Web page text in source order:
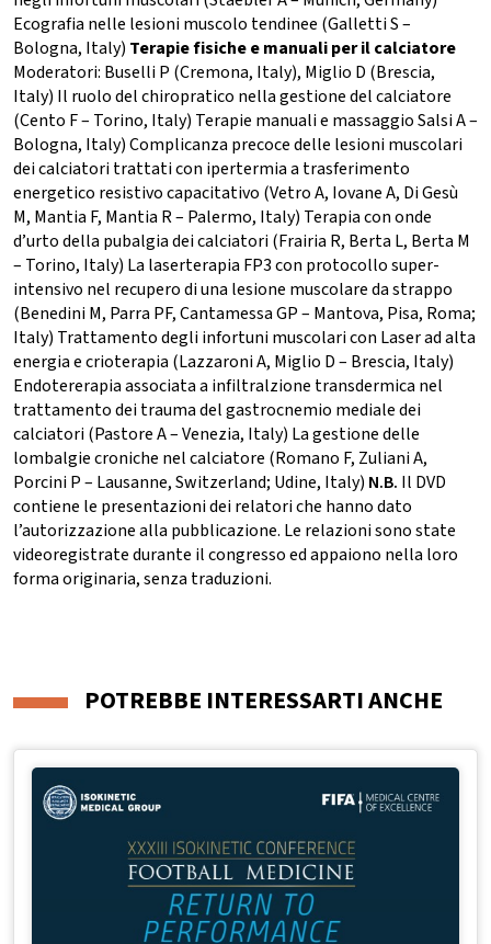
Ecografia nelle lesioni muscolo tendinee (Galletti S –
Bologna, Italy) Terapie fisiche e manuali per il calciatore
Moderatori: Buselli P (Cremona, Italy), Miglio D (Brescia,
Italy) Il ruolo del chiropratico nella gestione del calciatore
(Cento F – Torino, Italy) Terapie manuali e massaggio Salsi A –
Bologna, Italy) Complicanza precoce delle lesioni muscolari
dei calciatori trattati con ipertermia a trasferimento
energetico resistivo capacitativo (Vetro A, Iovane A, Di Gesù
M, Mantia F, Mantia R – Palermo, Italy) Terapia con onde
d’urto della pubalgia dei calciatori (Frairia R, Berta L, Berta M
– Torino, Italy) La laserterapia FP3 con protocollo super-
intensivo nel recupero di una lesione muscolare da strappo
(Benedini M, Parra PF, Cantamessa GP – Mantova, Pisa, Roma;
Italy) Trattamento degli infortuni muscolari con Laser ad alta
energia e crioterapia (Lazzaroni A, Miglio D – Brescia, Italy)
Endotererapia associata a infiltralzione transdermica nel
trattamento dei trauma del gastrocnemio mediale dei
calciatori (Pastore A – Venezia, Italy) La gestione delle
lombalgie croniche nel calciatore (Romano F, Zuliani A,
Porcini P – Lausanne, Switzerland; Udine, Italy) N.B. Il DVD
contiene le presentazioni dei relatori che hanno dato
l’autorizzazione alla pubblicazione. Le relazioni sono state
videoregistrate durante il congresso ed appaiono nella loro
forma originaria, senza traduzioni.
POTREBBE INTERESSARTI ANCHE